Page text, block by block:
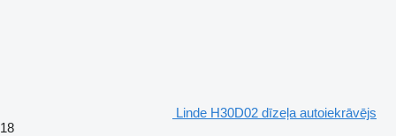
Linde H30D02 dīzeļa autoiekrāvējs
18